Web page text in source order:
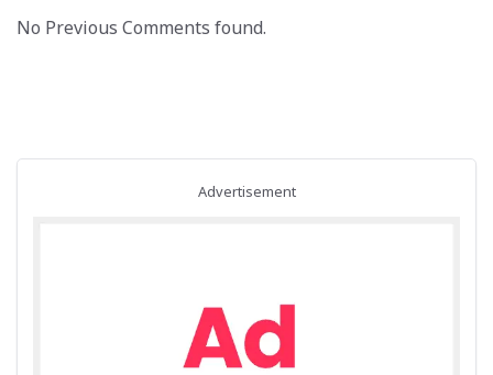
No Previous Comments found.
Advertisement